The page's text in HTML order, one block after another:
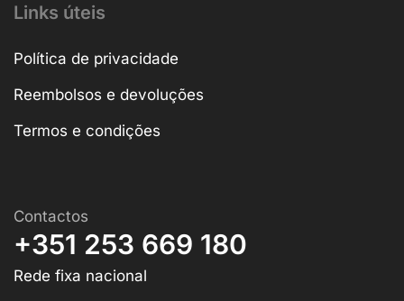
Links úteis
Política de privacidade
Reembolsos e devoluções
Termos e condições
Contactos
+351 253 669 180
Rede fixa nacional